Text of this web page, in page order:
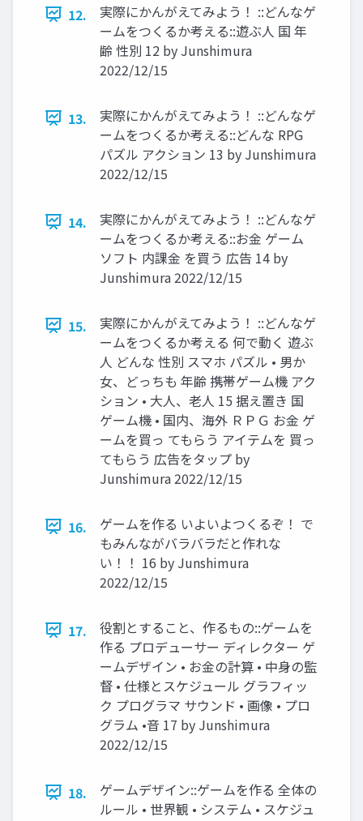
12.
実際にかんがえてみよう！ ::どんなゲ
ームをつくるか考える::遊ぶ人 国 年
齢 性別 12 by Junshimura
2022/12/15
13.
実際にかんがえてみよう！ ::どんなゲ
ームをつくるか考える::どんな RPG
パズル アクション 13 by Junshimura
2022/12/15
14.
実際にかんがえてみよう！ ::どんなゲ
ームをつくるか考える::お金 ゲーム
ソフト 内課金 を買う 広告 14 by
Junshimura 2022/12/15
15.
実際にかんがえてみよう！ ::どんなゲ
ームをつくるか考える 何で動く 遊ぶ
人 どんな 性別 スマホ パズル • 男か
女、どっちも 年齢 携帯ゲーム機 アク
ション • 大人、老人 15 据え置き 国
ゲーム機 • 国内、海外 ＲＰＧ お金 ゲ
ームを買っ てもらう アイテムを 買っ
てもらう 広告をタップ by
Junshimura 2022/12/15
16.
ゲームを作る いよいよつくるぞ！ で
もみんながバラバラだと作れな
い！！ 16 by Junshimura
2022/12/15
17.
役割とすること、作るもの::ゲームを
作る プロデューサー ディレクター ゲ
ームデザイン • お金の計算 • 中身の監
督 • 仕様とスケジュール グラフィッ
ク プログラマ サウンド • 画像 • プロ
グラム •音 17 by Junshimura
2022/12/15
18.
ゲームデザイン::ゲームを作る 全体の
ルール • 世界観 • システム • スケジュ